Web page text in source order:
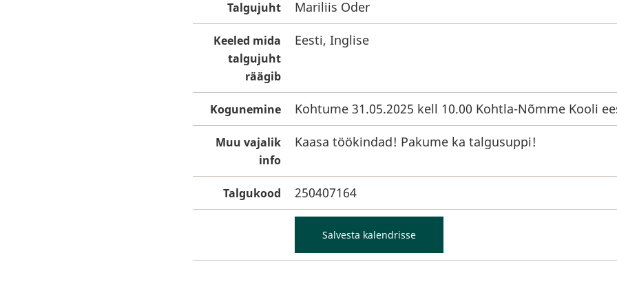
Talgujuht Mariliis Oder
Keeled mida
talgujuht
räägib
Eesti, Inglise
Kogunemine Kohtume 31.05.2025 kell 10.00 Kohtla-Nõmme Kooli
Muu vajalik
info
Kaasa töökindad! Pakume ka talgusuppi!
Talgukood 250407164
Salvesta kalendrisse